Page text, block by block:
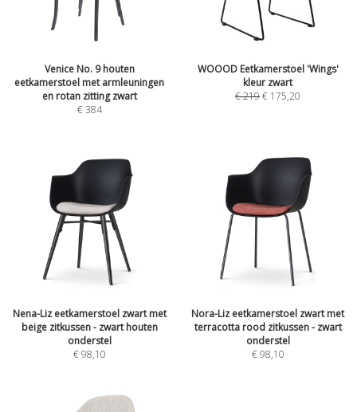
Venice No. 9 houten
eetkamerstoel met armleuningen
en rotan zitting zwart
€384
WOOOD Eetkamerstoel 'Wings'
kleur zwart
€219€ 175,20
Nena-Liz eetkamerstoel zwart met
beige zitkussen - zwart houten
onderstel
€98,10
Nora-Liz eetkamerstoel zwart met
terracotta rood zitkussen - zwart
onderstel
€98,10